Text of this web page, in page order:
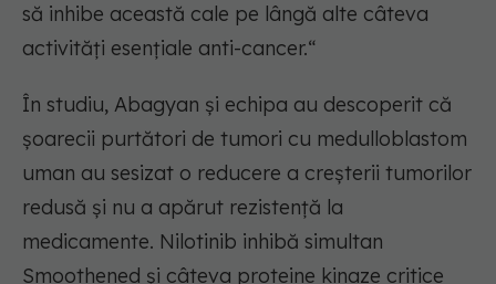
să inhibe această cale pe lângă alte câteva
activități esențiale anti-cancer.“
În studiu, Abagyan și echipa au descoperit că
șoarecii purtători de tumori cu medulloblastom
uman au sesizat o reducere a creșterii tumorilor
redusă și nu a apărut rezistență la
medicamente. Nilotinib inhibă simultan
Smoothened și câteva proteine kinaze critice